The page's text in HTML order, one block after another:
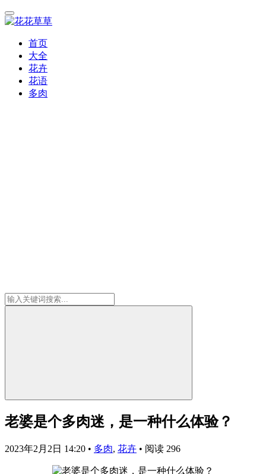
首页
大全
花卉
花语
多肉
老婆是个多肉迷，是一种什么体验？
2023年2月2日 14:20 • 多肉, 花卉 • 阅读 296